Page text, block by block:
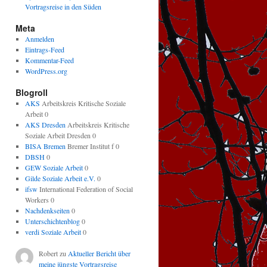
Vortragsreise in den Süden
Meta
Anmelden
Eintrags-Feed
Kommentar-Feed
WordPress.org
Blogroll
AKS Arbeitskreis Kritische Soziale
Arbeit 0
AKS Dresden Arbeitskreis Kritische
Soziale Arbeit Dresden 0
BISA Bremen Bremer Institut f 0
DBSH0
GEW Soziale Arbeit0
Gilde Soziale Arbeit e.V. 0
ifswInternational Federation of Social
Workers 0
Nachdenkseiten 0
Unterschichtenblog0
verdi Soziale Arbeit0
Robertzu Aktueller Bericht über
meine jüngste Vortragsreise